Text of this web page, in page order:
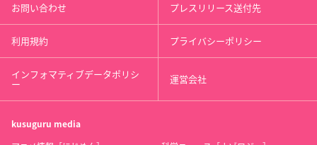
お問い合わせ プレスリリース送付先
利用規約 プライバシーポリシー
インフォマティブデータポリシ
ー 運営会社
kusuguru media